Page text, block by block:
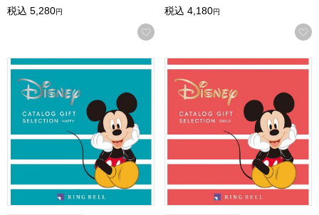
税込 5,280円
お気に入りに登録する
税込 4,180円
ディズニーカタログギフトセレクション ハッピー【カタロ
ディズニーカタログギフト